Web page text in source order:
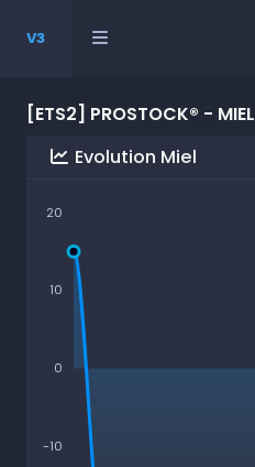
V3
[ETS2] PROSTOCK® - MIEL
Evolution Miel
20
10
0
-10